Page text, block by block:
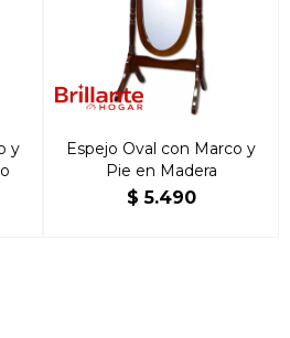
y
Espejo Oval con Marco y
Pie en Madera
$ 5.490